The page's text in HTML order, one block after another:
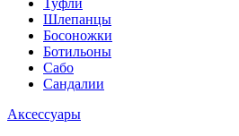
Туфли
Шлепанцы
Босоножки
Ботильоны
Сабо
Сандалии
Аксессуары